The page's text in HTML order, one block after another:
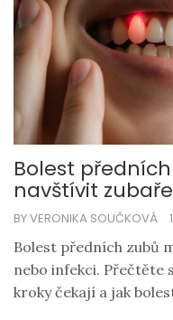
Bolest
navštívit
BY VERONIKA SOUČKOVÁ
Bolest předních zubů
nebo infekci. Přečtěte
kroky čekají a jak